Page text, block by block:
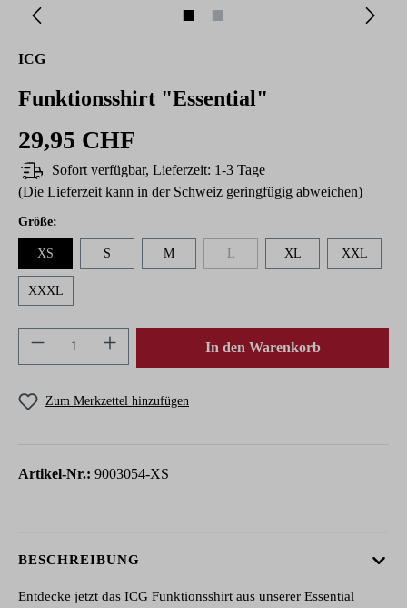
ICG
Funktionsshirt "Essential"
29,95 CHF
Sofort verfügbar, Lieferzeit: 1-3 Tage
(Die Lieferzeit kann in der Schweiz geringfügig abweichen)
Größeauswählen
:
XS S M L
(Diese Option ist zurzeit nicht verfügbar.)
XL XXL
XXXL
Produkt Anzahl: Gib den gewünschten Wert
In den Warenkorb
Zum Merkzettel hinzufügen
Artikel-Nr.: 9003054-XS
BESCHREIBUNG
Entdecke jetzt das ICG Funktionsshirt aus unserer Essential